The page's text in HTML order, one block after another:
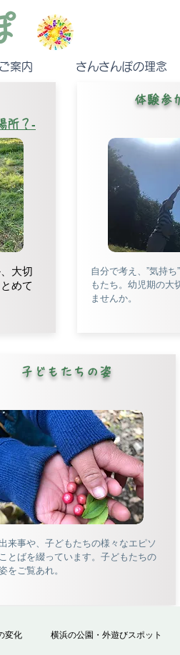
案内 さんさんぽの理念
所？‐
大切
めて
体験参
自分で考え、”気持
もたち。幼児期の大
ませんか。
子どもたちの姿
来事や、子どもたちの様々なエピソ
とばを綴っています。子どもたちの
をご覧あれ。
変化 横浜の公園・外遊びスポット